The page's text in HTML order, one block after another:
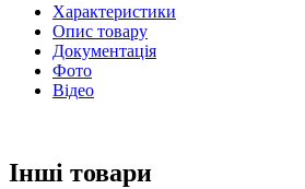
Характеристики
Опис товару
Документація
Фото
Відео
Інші товари